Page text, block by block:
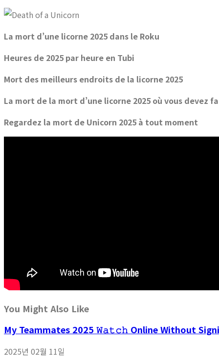
La mort d’une licorne 2025 dans le Roku
Heures de 2025 par heure en Tubi
Mort des meilleurs endroits de la licorne 2025
La mort de la mort d’une licorne 2025 où vous devez
Regardez la mort de Unicorn 2025 à tout moment
You Might Also Like
My Teammates 2025 𝚆𝚊𝚝𝚌𝚑 Online Without
2025년 02월 11일